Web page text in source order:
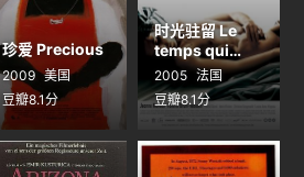
珍爱 Precious
2009 美国
豆瓣8.1分
时光驻留 Le
temps qui
reste
2005 法国
豆瓣8.1分